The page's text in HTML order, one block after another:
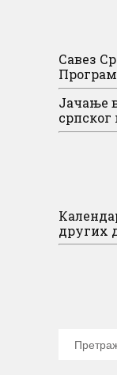
Савез
Јачање
српског
других